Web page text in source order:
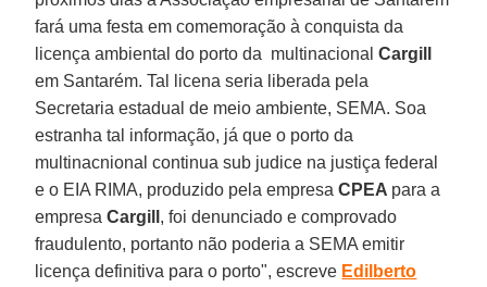
fará uma festa em comemoração à conquista da
licença ambiental do porto da multinacionalCargill
em Santarém. Tal licena seria liberada pela
Secretaria estadual de meio ambiente, SEMA. Soa
estranha tal informação, já que o porto da
multinacnional continua sub judice na justiça federal
e o EIA RIMA, produzido pela empresaCPEA para a
empresaCargill , foi denunciado e comprovado
fraudulento, portanto não poderia a SEMA emitir
licença definitiva para o porto", escreve Edilberto